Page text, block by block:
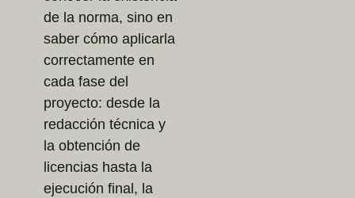
de la norma, sino en
saber cómo aplicarla
correctamente en
cada fase del
proyecto: desde la
redacción técnica y
la obtención de
licencias hasta la
ejecución final, la